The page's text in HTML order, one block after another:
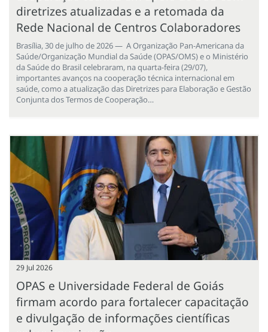
diretrizes atualizadas e a retomada da
Rede Nacional de Centros Colaboradores
Brasília, 30 de julho de 2026 — A Organização Pan-Americana da
Saúde/Organização Mundial da Saúde (OPAS/OMS) e o Ministério
da Saúde do Brasil celebraram, na quarta-feira (29/07),
importantes avanços na cooperação técnica internacional em
saúde, como a atualização das Diretrizes para Elaboração e Gestão
Conjunta dos Termos de Cooperação…
29 Jul 2026
OPAS e Universidade Federal de Goiás
firmam acordo para fortalecer capacitação
e divulgação de informações científicas